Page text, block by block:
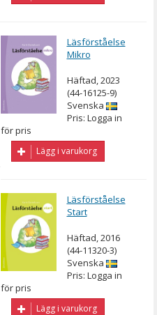
Läsförståelse
Mikro
Häftad, 2023
(44-16125-9)
Svenska
Pris: Logga in
för pris
Lägg i varukorg
Läsförståelse
Start
Häftad, 2016
(44-11320-3)
Svenska
Pris: Logga in
för pris
Lägg i varukorg